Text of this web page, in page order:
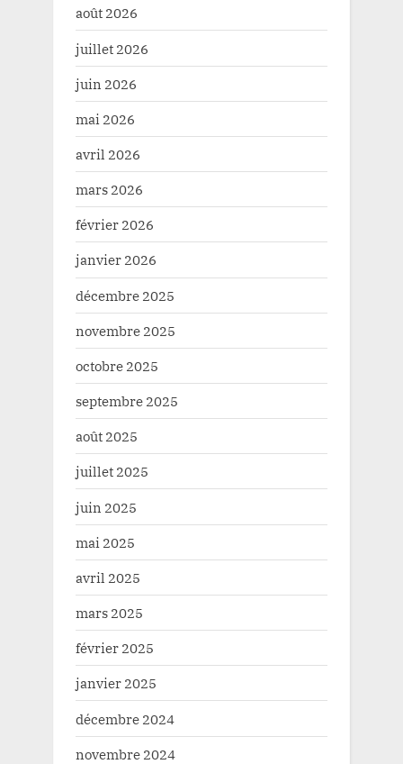
août 2026
juillet 2026
juin 2026
mai 2026
avril 2026
mars 2026
février 2026
janvier 2026
décembre 2025
novembre 2025
octobre 2025
septembre 2025
août 2025
juillet 2025
juin 2025
mai 2025
avril 2025
mars 2025
février 2025
janvier 2025
décembre 2024
novembre 2024